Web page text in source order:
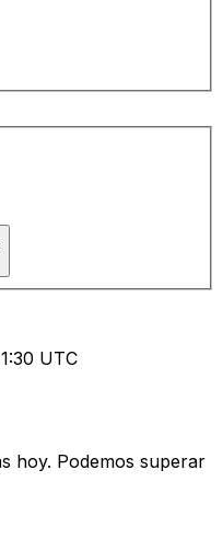
UTC
hoy. Podemos superar